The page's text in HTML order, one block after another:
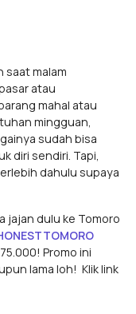
saat malam
atau
mahal atau
mingguan,
sudah bisa
diri sendiri. Tapi,
dahulu supaya
jajan dulu ke Tomoro
Promo ini
lama loh! Klik link